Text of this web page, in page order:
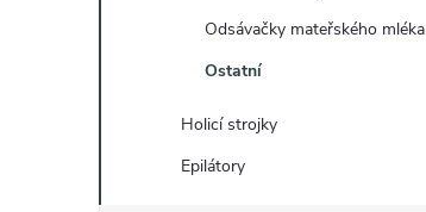
Odsávačky mateřského mléka
Ostatní
Holicí strojky
Epilátory